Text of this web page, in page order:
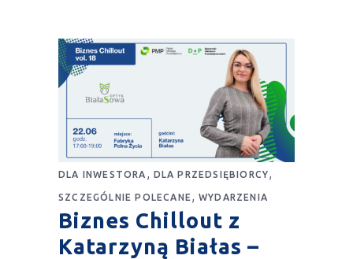
DLA INWESTORA DLA PRZEDSIĘBIORCY
SZCZEGÓLNIE POLECANE WYDARZENIA
Biznes Chillout z
Katarzyną Białas –